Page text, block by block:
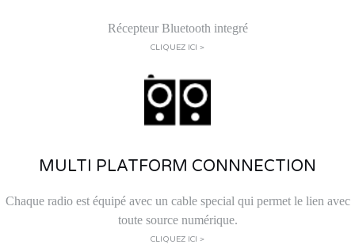
Récepteur Bluetooth integré
CLIQUEZ ICI >
MULTI PLATFORM CONNNECTION
Chaque radio est équipé avec un cable special qui permet le lien avec
toute source numérique.
CLIQUEZ ICI >